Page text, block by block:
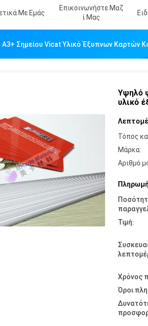
Με Εμάς
Επικοινωνήστε Μαζ
Ί Μας
Σημείου Vicat Υλικό Έξυπνων Καρτών
Υψηλό
υλικό
Τόπος
Μάρκα:
Αριθμό
Τιμή:
Χρόνος
Όροι